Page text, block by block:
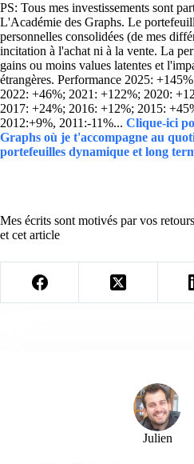
PS: Tous mes investissements sont
L'Académie des Graphs. Le
personnelles consolidées (de mes
incitation à l'achat ni à la vente. La
gains ou moins values latentes et
étrangères. Performance 2025:
2022: +46%; 2021: +122%; 2020:
2017: +24%; 2016: +12%; 2015:
2012:+9%, 2011:-11%... Clique-ici
Graphs où je t'accompagne au
portefeuilles dynamique et long
Mes écrits sont motivés par vos
et cet article
Julien